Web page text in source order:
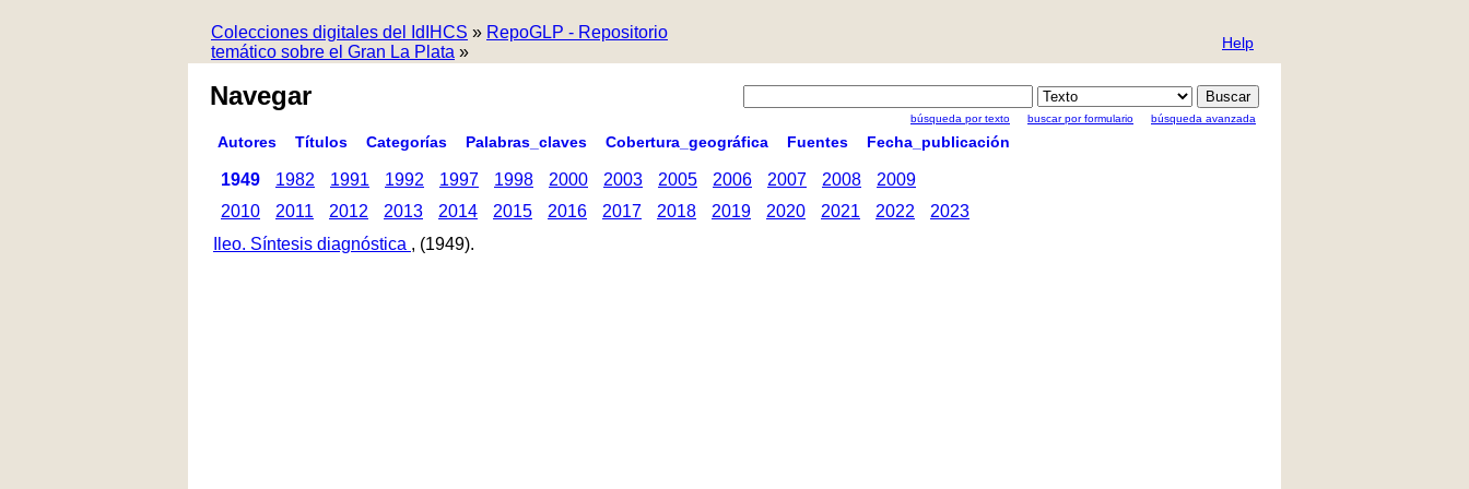
Colecciones digitales del IdIHCS » RepoGLP - Repositorio
temático sobre el Gran La Plata » Help
Navegar
búsqueda por texto buscar por formulario búsqueda avanzada
Autores Títulos Categorías Palabras_claves Cobertura_geográfica Fuentes Fecha_publicación
1949 1982 1991 1992 1997 1998 2000 2003 2005 2006 2007 2008
2009
2010
2011 2012 2013 2014 2015 2016 2017 2018 2019 2020 2021 2022
2023
Ileo. Síntesis diagnóstica , (1949).